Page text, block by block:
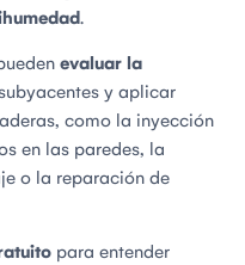
.
evaluar la
y aplicar
como la inyección
en las paredes, la
o la reparación de
para entender